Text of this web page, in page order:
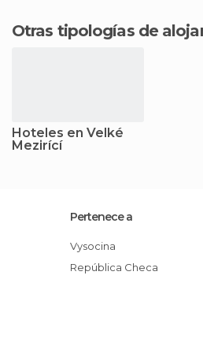
Otras tipologías de
Hoteles en Velké
Mezirící
Pertenece a
Vysocina
República Checa